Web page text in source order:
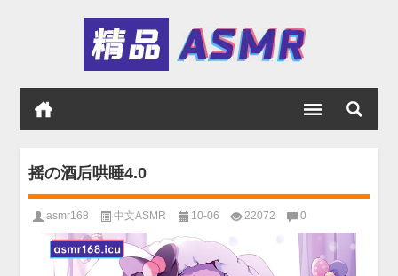
摇の酒后哄睡4.0
asmr168 中文ASMR 10-06 22072 0